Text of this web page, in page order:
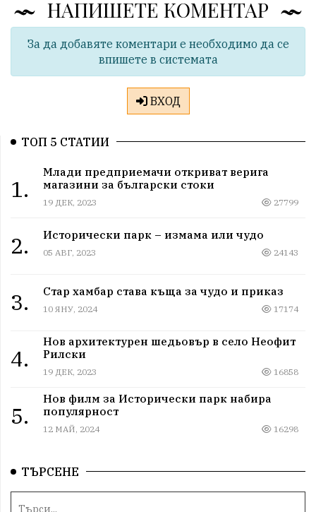
НАПИШЕТЕ КОМЕНТАР
За да добавяте коментари е необходимо да се
впишете в системата
ВХОД
ТОП 5 СТАТИИ
1.
Млади предприемачи откриват верига
магазини за български стоки
19 ДЕК, 2023 27799
2. Исторически парк – измама или чудо
05 АВГ, 2023 24143
3. Стар хамбар става къща за чудо и приказ
10 ЯНУ, 2024 17174
4.
Нов архитектурен шедьовър в село Неофит
Рилски
19 ДЕК, 2023 16858
5.
Нов филм за Исторически парк набира
популярност
12 МАЙ, 2024 16298
ТЪРСЕНЕ